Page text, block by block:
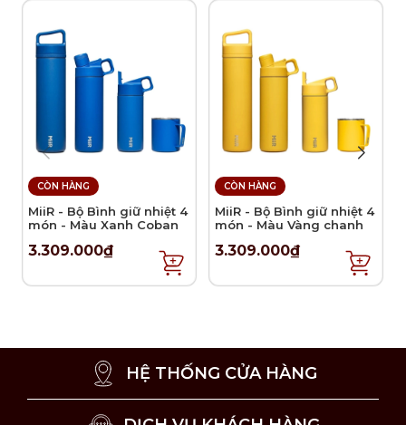
CÒN HÀNG
MiiR - Bộ Bình giữ nhiệt 4
món - Màu Xanh Coban
3.309.000₫
CÒN HÀNG
MiiR - Bộ Bình giữ nhiệt 4
món - Màu Vàng chanh
3.309.000₫
HỆ THỐNG CỬA HÀNG